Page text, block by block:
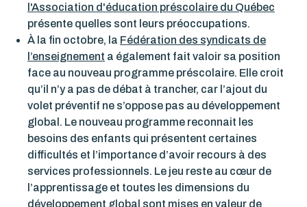
l'Association d'éducation préscolaire du Québec
présente quelles sont leurs préoccupations.
À la fin octobre, la Fédération des syndicats de
l’enseignement a également fait valoir sa position
face au nouveau programme préscolaire. Elle croit
qu’il n’y a pas de débat à trancher, car l’ajout du
volet préventif ne s’oppose pas au développement
global. Le nouveau programme reconnait les
besoins des enfants qui présentent certaines
difficultés et l’importance d’avoir recours à des
services professionnels. Le jeu reste au cœur de
l’apprentissage et toutes les dimensions du
développement global sont mises en valeur de